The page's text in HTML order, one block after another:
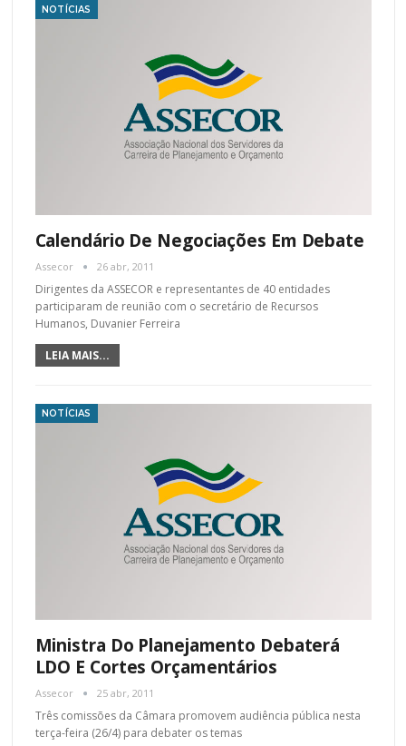
NOTÍCIAS
Calendário De Negociações Em Debate
Assecor 26 abr, 2011
Dirigentes da ASSECOR e representantes de 40 entidades
participaram de reunião com o secretário de Recursos
Humanos, Duvanier Ferreira
LEIA MAIS...
NOTÍCIAS
Ministra Do Planejamento Debaterá
LDO E Cortes Orçamentários
Assecor 25 abr, 2011
Três comissões da Câmara promovem audiência pública nesta
terça-feira (26/4) para debater os temas